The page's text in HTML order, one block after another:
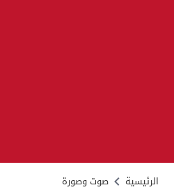
الرئيسية صوت وصورة